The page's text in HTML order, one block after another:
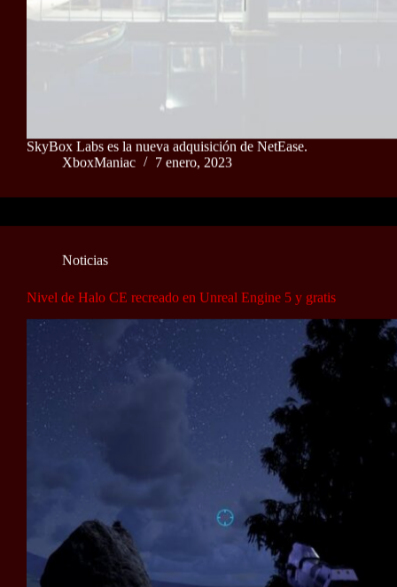
SkyBox Labs es la nueva adquisición de NetEase.
XboxManiac
7 enero, 2023
Noticias
Nivel de Halo CE recreado en Unreal Engine 5 y gratis